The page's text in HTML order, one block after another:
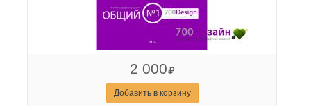
2 000
Добавить в корзину